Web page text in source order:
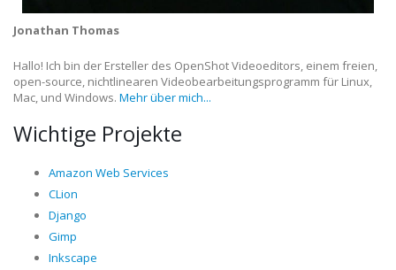
Jonathan Thomas
Hallo! Ich bin der Ersteller des OpenShot Videoeditors, einem freien,
open-source, nichtlinearen Videobearbeitungsprogramm für Linux,
Mac, und Windows. Mehr über mich...
Wichtige Projekte
Amazon Web Services
CLion
Django
Gimp
Inkscape